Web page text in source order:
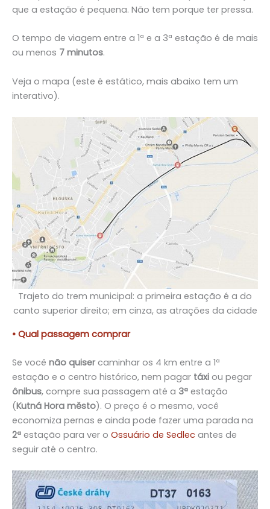
que a estação é pequena. Não tem porque ter pressa.
O tempo de viagem entre a 1ª e a 3ª estação é de mais
ou menos 7 minutos.
Veja o mapa (este é estático, mais abaixo tem um
interativo).
Trajeto do trem municipal: a primeira estação é a do
canto superior direito; em cinza, as atrações da cidade
• Qual passagem comprar
Se você não quisercaminhar os 4 km entre a 1ª
estação e o centro histórico, nem pagar táxi ou pegar
ônibus, compre sua passagem até a 3ª estação
(Kutná Hora město). O preço é o mesmo, você
economiza pernas e ainda pode fazer uma parada na
2ª estação para ver o Ossuário de Sedlec antes de
seguir até o centro.